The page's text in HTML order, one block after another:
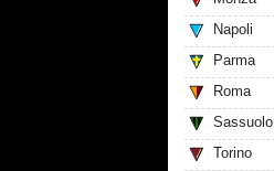
Napoli
Parma
Roma
Sassuolo
Torino